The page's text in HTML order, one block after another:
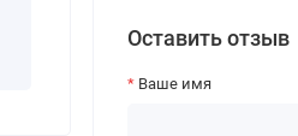
Оставить отзыв
Ваше имя